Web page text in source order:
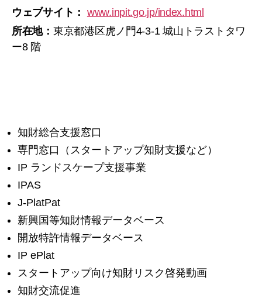
ウェブサイト： www.inpit.go.jp/index.html
所在地： 東京都港区虎ノ門4-3-1 城山トラストタワ
ー8 階
知財総合支援窓口
専門窓口（スタートアップ知財支援など）
IP ランドスケープ支援事業
IPAS
J-PlatPat
新興国等知財情報データベース
開放特許情報データベース
IP ePlat
スタートアップ向け知財リスク啓発動画
知財交流促進